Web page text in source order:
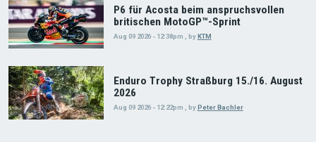
P6 für Acosta beim anspruchsvollen
britischen MotoGP™-Sprint
Aug 09 2026 - 12:38pm , byKTM
Enduro Trophy Straßburg 15./16. August
2026
Aug 09 2026 - 12:22pm byPeter Bachler